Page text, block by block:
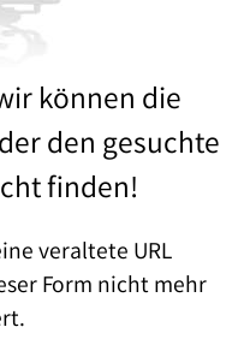
können die
den gesuchte
finden!
veraltete URL
Form nicht mehr